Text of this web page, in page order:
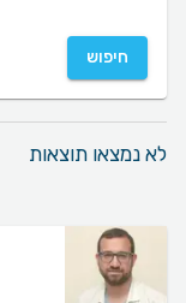
חיפוש
לא נמצאו תוצאות